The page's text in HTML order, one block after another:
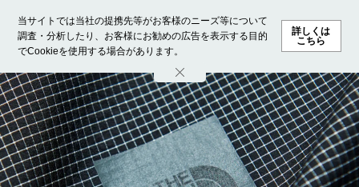
当サイトでは当社の提携先等がお客様のニーズ等について
調査・分析したり、お客様にお勧めの広告を表示する目的
でCookieを使用する場合があります。
詳しくは
こちら
ホーム モデル募集 ランキング ファッション ビューテ